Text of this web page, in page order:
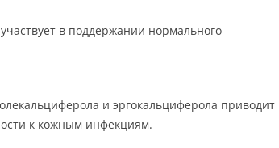
в поддержании нормального
и эргокальциферола приводит
к кожным инфекциям.